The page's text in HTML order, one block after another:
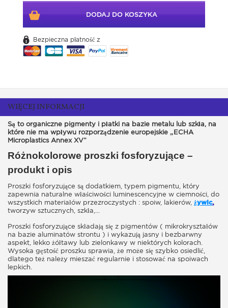
DODAJ DO KOSZYKA
Bezpieczna płatność z
WIĘCEJ INFORMACJI
Są to organiczne pigmenty i płatki na bazie metalu lub szkła, na
które nie ma wpływu rozporządzenie europejskie „ECHA
Microplastics Annex XV”
Różnokolorowe proszki fosforyzujące –
produkt i opis
Proszki fosforyzujące są dodatkiem, typem pigmentu, który
zapewnia naturalne właściwości luminescencyjne w ciemności, do
wszystkich materiałów przezroczystych : spoiw, lakierów, żywic,
tworzyw sztucznych, szkła,...
Proszki fosforyzujące składają się z pigmentów ( mikrokryształów
na bazie aluminatów strontu ) i wykazują jasny i bezbarwny
aspekt, lekko żółtawy lub zielonkawy w niektórych kolorach.
Wysoka gęstość proszku sprawia, że może się szybko osiedlić,
dlatego też należy mieszać regularnie i stosować na spoiwach
lepkich.